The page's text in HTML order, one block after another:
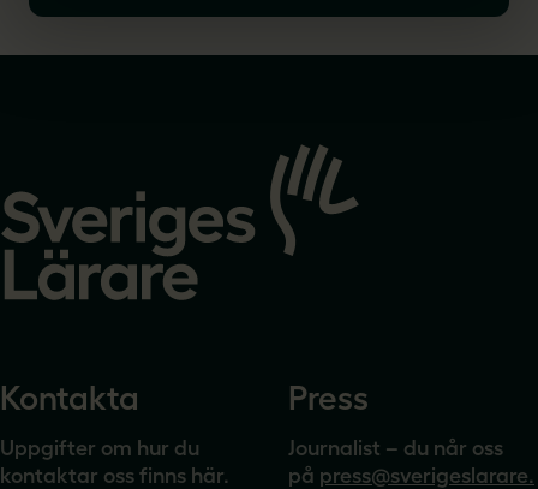
startsidan
Kontakta
Uppgifter om hur du
kontaktar oss finns här.
Press
Journalist – du når oss
på press@sverigeslarare.